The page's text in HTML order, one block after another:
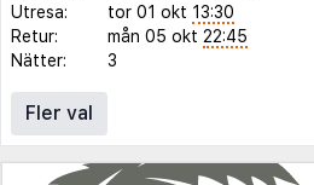
Utresa:
tor 01 okt 13:30
Retur:
mån 05 okt 22:45
Nätter:
3
Fler val